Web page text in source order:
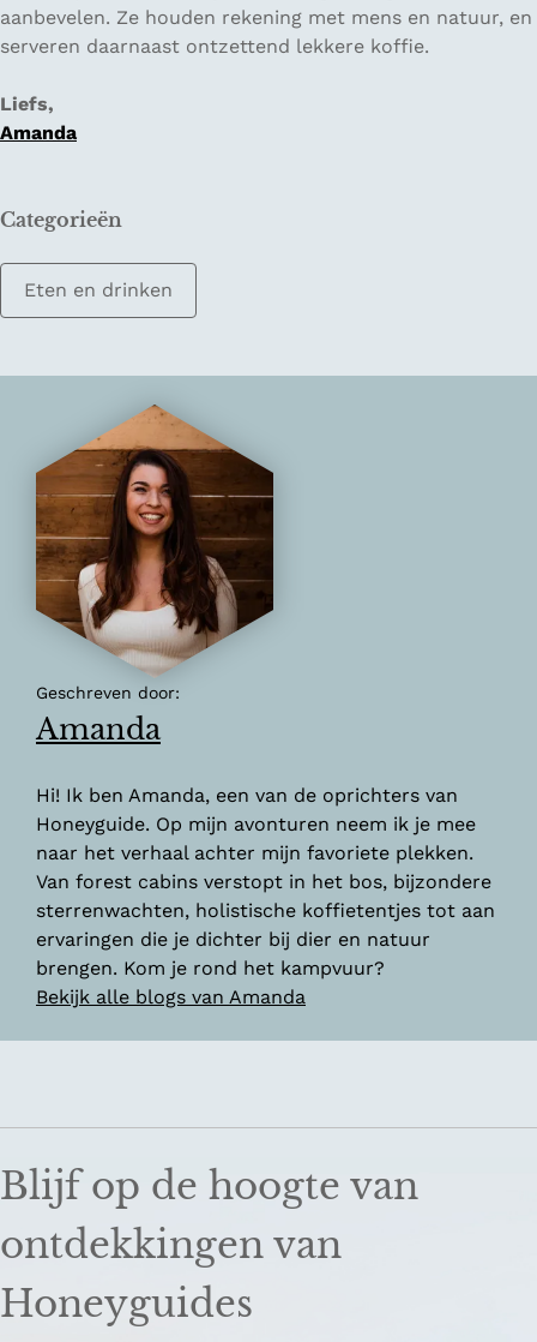
aanbevelen. Ze houden rekening met mens en natuur, en
serveren daarnaast ontzettend lekkere koffie.
Liefs,
Amanda
Categorieën
Eten en drinken
Geschreven door:
Amanda
Hi! Ik ben Amanda, een van de oprichters van
Honeyguide. Op mijn avonturen neem ik je mee
naar het verhaal achter mijn favoriete plekken.
Van forest cabins verstopt in het bos, bijzondere
sterrenwachten, holistische koffietentjes tot aan
ervaringen die je dichter bij dier en natuur
brengen. Kom je rond het kampvuur?
Bekijk alle blogs van Amanda
Blijf op de hoogte van
ontdekkingen van
Honeyguides